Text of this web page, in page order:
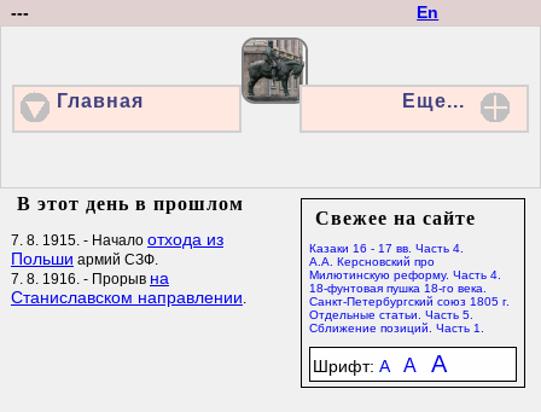
En
---
Главная Еще...
Свежее на сайте
Казаки 16 - 17 вв. Часть 4.
А.А. Керсновский про
Милютинскую реформу. Часть 4.
18-фунтовая пушка 18-го века.
Санкт-Петербургский союз 1805 г.
Отдельные статьи. Часть 5.
Сближение позиций. Часть 1.
Шрифт: A A A
В этот день в прошлом
7. 8. 1915. - Начало отхода из
Польши армий СЗФ.
7. 8. 1916. - Прорыв на
Станиславском направлении.